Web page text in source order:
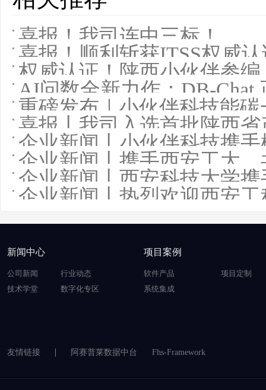
喜报！我司连中三标！
喜报！顺利斩获ITSS权威
权威认证！陕西小伙伴参
AI问数全新力作：DB-Chat
重磅发布｜小伙伴科技能
喜报丨我司入选首批陕西
企业新闻丨小伙伴科技携
企业新闻丨携手西安工大
企业新闻丨西安科技大学
企业新闻丨热烈欢迎西安
新闻中心
公司新闻
行业动态
技术学堂
数字化专区
项目案例
软件产品
项目定制
系统集成
友情链接 阿赛普莱数据中台 Fhs-Framework